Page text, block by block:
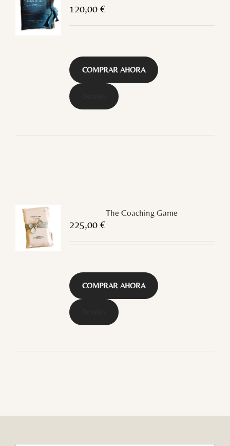
120,00 €
COMPRAR AHORA
The Coaching Game
225,00 €
COMPRAR AHORA